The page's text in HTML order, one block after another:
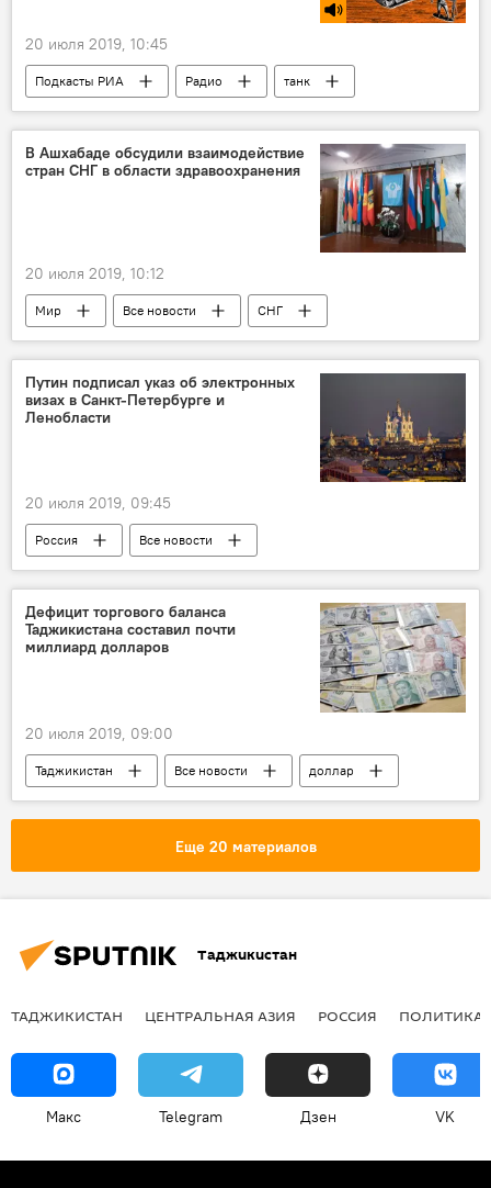
20 июля 2019, 10:45
Подкасты РИА Радио танк
В Ашхабаде обсудили взаимодействие
стран СНГ в области здравоохранения
20 июля 2019, 10:12
Мир Все новости
СНГ
Здравоохранение
Путин подписал указ об электронных
визах в Санкт-Петербурге и
Ленобласти
20 июля 2019, 09:45
Россия Все новости
Дефицит торгового баланса
Таджикистана составил почти
миллиард долларов
20 июля 2019, 09:00
Таджикистан Все новости
доллар
торговля
Еще 20 материалов
Таджикистан
ТАДЖИКИСТАН ЦЕНТРАЛЬНАЯ АЗИЯ РОССИЯ ПОЛИТИКА
Макс Telegram Дзен VK